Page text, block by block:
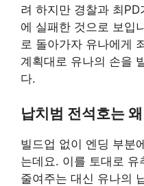
려 하지만 경찰과 최
에 실패한 것으로 보입
로 돌아가자 유나에게
계획대로 유나의 손을
다.
납치범 전석호는
빌드업 없이 엔딩 부분
는데요. 이를 토대로
줄여주는 대신 유나의